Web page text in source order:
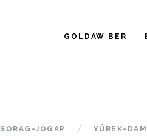
GOLDAW BER
SORAG-JOGAP YÜREK-